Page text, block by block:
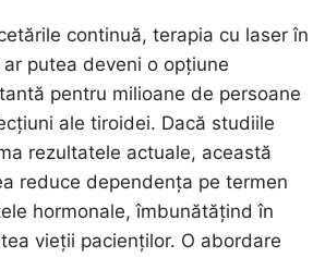
continuă, terapia cu laser în
putea deveni o opțiune
pentru milioane de persoane
ale tiroidei. Dacă studiile
rezultatele actuale, această
reduce dependența pe termen
hormonale, îmbunătățind în
vieții pacienților. O abordare